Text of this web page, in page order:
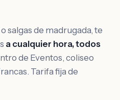
salgas de madrugada, te
a cualquier hora, todos
de Eventos, coliseo
Tarifa fija de